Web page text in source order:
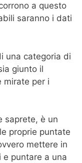
a questo
saranno i dati
una categoria di
giunto il
mirate per i
saprete, è un
proprie puntate
mettere in
puntare a una